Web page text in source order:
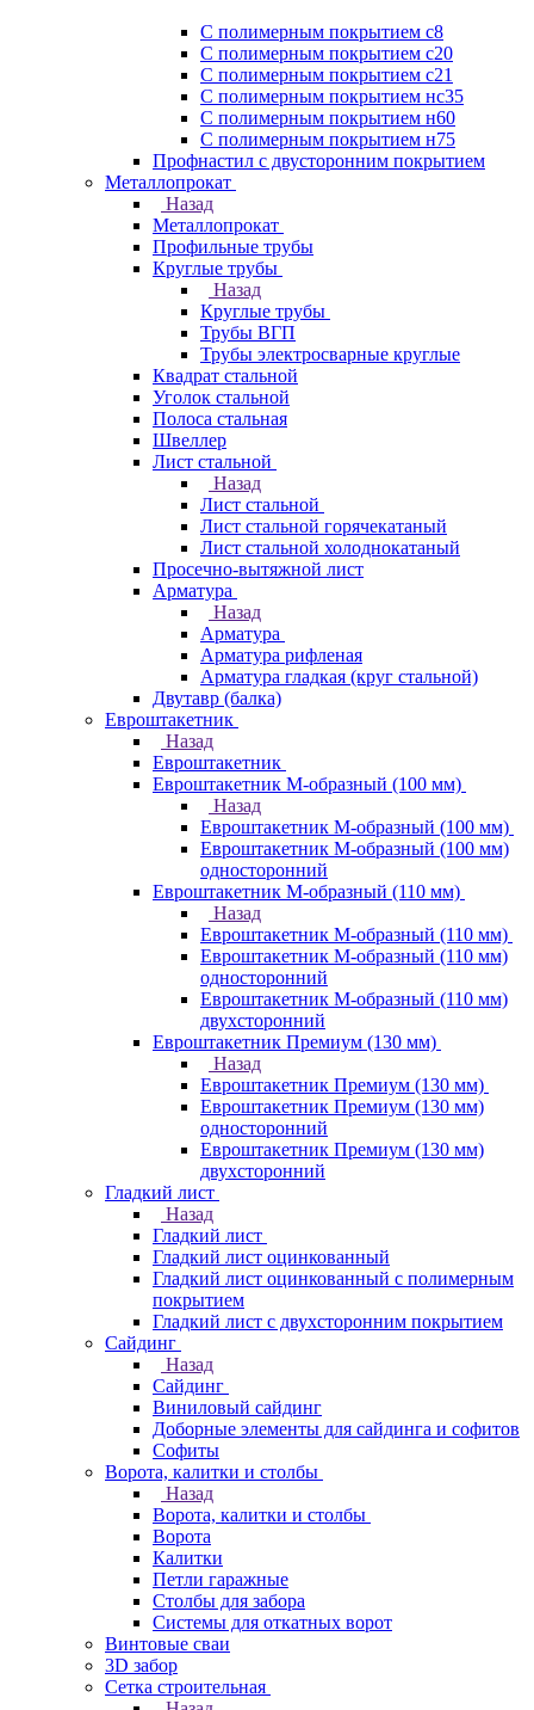
С полимерным покрытием с8
С полимерным покрытием с20
С полимерным покрытием с21
С полимерным покрытием нс35
С полимерным покрытием н60
С полимерным покрытием н75
Профнастил с двусторонним покрытием
Металлопрокат
Назад
Металлопрокат
Профильные трубы
Круглые трубы
Назад
Круглые трубы
Трубы ВГП
Трубы электросварные круглые
Квадрат стальной
Уголок стальной
Полоса стальная
Швеллер
Лист стальной
Назад
Лист стальной
Лист стальной горячекатаный
Лист стальной холоднокатаный
Просечно-вытяжной лист
Арматура
Назад
Арматура
Арматура рифленая
Арматура гладкая (круг стальной)
Двутавр (балка)
Евроштакетник
Назад
Евроштакетник
Евроштакетник М-образный (100 мм)
Назад
Евроштакетник М-образный (100 мм)
Евроштакетник М-образный (100 мм)
односторонний
Евроштакетник М-образный (110 мм)
Назад
Евроштакетник М-образный (110 мм)
Евроштакетник М-образный (110 мм)
односторонний
Евроштакетник М-образный (110 мм)
двухсторонний
Евроштакетник Премиум (130 мм)
Назад
Евроштакетник Премиум (130 мм)
Евроштакетник Премиум (130 мм)
односторонний
Евроштакетник Премиум (130 мм)
двухсторонний
Гладкий лист
Назад
Гладкий лист
Гладкий лист оцинкованный
Гладкий лист оцинкованный с полимерным
покрытием
Гладкий лист с двухсторонним покрытием
Сайдинг
Назад
Сайдинг
Виниловый сайдинг
Доборные элементы для сайдинга и софитов
Софиты
Ворота, калитки и столбы
Назад
Ворота, калитки и столбы
Ворота
Калитки
Петли гаражные
Столбы для забора
Системы для откатных ворот
Винтовые сваи
3D забор
Сетка строительная